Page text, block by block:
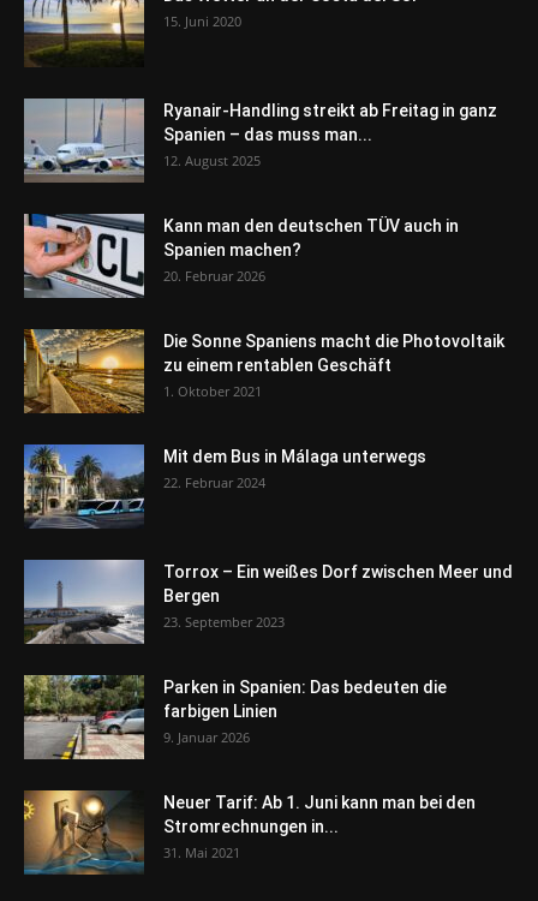
15. Juni 2020
Ryanair-Handling streikt ab Freitag in ganz
Spanien – das muss man...
12. August 2025
Kann man den deutschen TÜV auch in
Spanien machen?
20. Februar 2026
Die Sonne Spaniens macht die Photovoltaik
zu einem rentablen Geschäft
1. Oktober 2021
Mit dem Bus in Málaga unterwegs
22. Februar 2024
Torrox – Ein weißes Dorf zwischen Meer und
Bergen
23. September 2023
Parken in Spanien: Das bedeuten die
farbigen Linien
9. Januar 2026
Neuer Tarif: Ab 1. Juni kann man bei den
Stromrechnungen in...
31. Mai 2021